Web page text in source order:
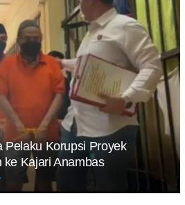
Pelaku Korupsi Proyek
ke Kajari Anambas